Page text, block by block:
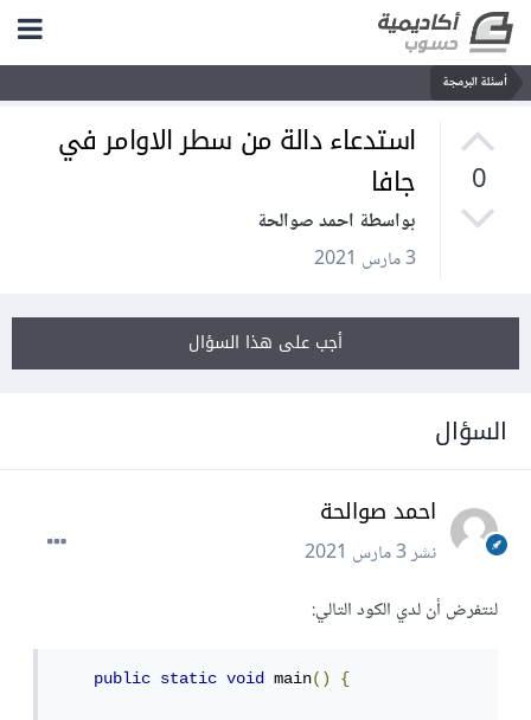
أسئلة البرمجة
0
استدعاء دالة من سطر الاوامر في
جافا
بواسطة احمد صوالحة
3 مارس 2021
أجب على هذا السؤال
السؤال
احمد صوالحة
نشر3 مارس 2021
لنتفرض أن لدي الكود التالي:
public static void main() {